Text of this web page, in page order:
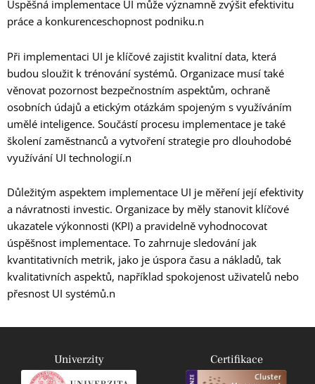
Úspěšná implementace UI může významně zvýšit efektivitu
práce a konkurenceschopnost podniku.n
Při implementaci UI je klíčové zajistit kvalitní data, která
budou sloužit k trénování systémů. Organizace musí také
věnovat pozornost bezpečnostním aspektům, ochraně
osobních údajů a etickým otázkám spojeným s využíváním
umělé inteligence. Součástí procesu implementace je také
školení zaměstnanců a vytvoření strategie pro dlouhodobé
využívání UI technologií.n
Důležitým aspektem implementace UI je měření její efektivity
a návratnosti investic. Organizace by měly stanovit klíčové
ukazatele výkonnosti (KPI) a pravidelně vyhodnocovat
úspěšnost implementace. To zahrnuje sledování jak
kvantitativních metrik, jako je úspora času a nákladů, tak
kvalitativních aspektů, například spokojenost uživatelů nebo
přesnost UI systémů.n
Univerzity Certifikace